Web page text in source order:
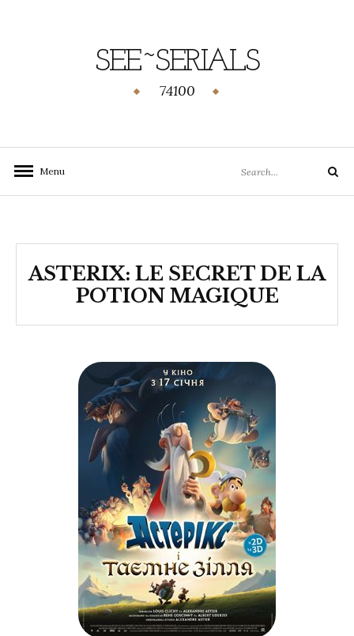
SEE~SERIALS
74100
Menu
ASTERIX: LE SECRET DE LA
POTION MAGIQUE